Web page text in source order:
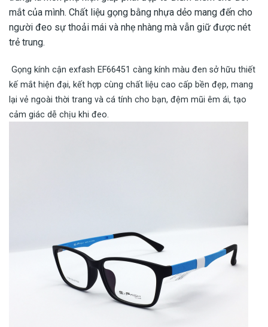
mắt của mình. Chất liệu gọng bằng nhựa dẻo mang đến cho
người đeo sự thoải mái và nhẹ nhàng mà vẫn giữ được nét
trẻ trung.
Gọng kính cận exfash EF66451 càng kính màu đen sở hữu thiết
kế mắt hiện đại, kết hợp cùng chất liệu cao cấp bền đẹp, mang
lại vẻ ngoài thời trang và cá tính cho bạn, đệm mũi êm ái, tạo
cảm giác dễ chịu khi đeo.